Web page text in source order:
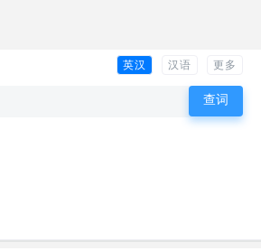
英汉 汉语 更多